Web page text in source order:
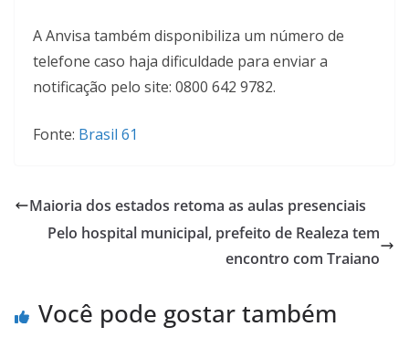
A Anvisa também disponibiliza um número de
telefone caso haja dificuldade para enviar a
notificação pelo site: 0800 642 9782.
Fonte: Brasil 61
Maioria dos estados retoma as aulas presenciais
Pelo hospital municipal, prefeito de Realeza tem
encontro com Traiano
Você pode gostar também